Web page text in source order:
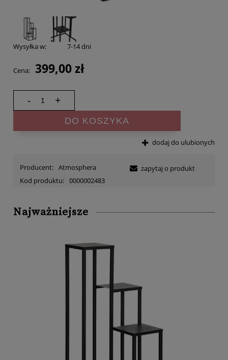
Wysyłka w: 7-14 dni
Cena: 399,00 zł
- +
DO KOSZYKA
dodaj do ulubionych
Producent: Atmosphera
Kod produktu: 0000002483
zapytaj o produkt
Najważniejsze